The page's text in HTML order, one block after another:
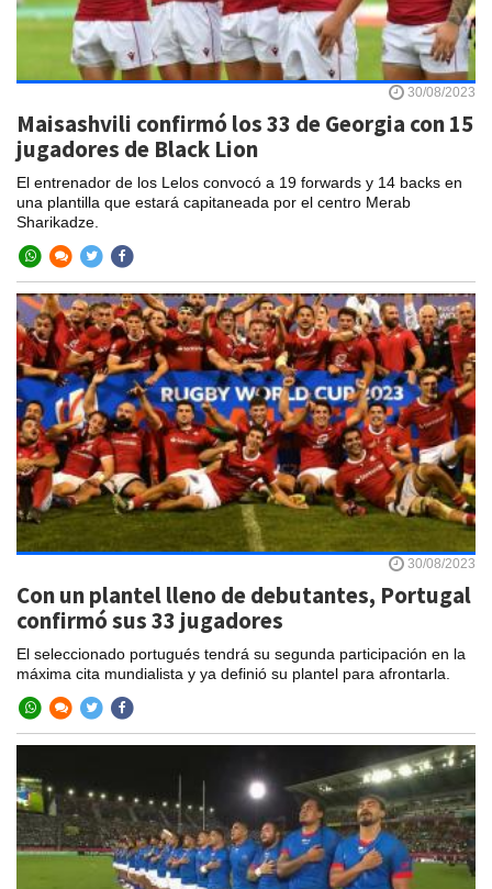
30/08/2023
Maisashvili confirmó los 33 de Georgia con 15
jugadores de Black Lion
El entrenador de los Lelos convocó a 19 forwards y 14 backs en
una plantilla que estará capitaneada por el centro Merab
Sharikadze.
30/08/2023
Con un plantel lleno de debutantes, Portugal
confirmó sus 33 jugadores
El seleccionado portugués tendrá su segunda participación en la
máxima cita mundialista y ya definió su plantel para afrontarla.